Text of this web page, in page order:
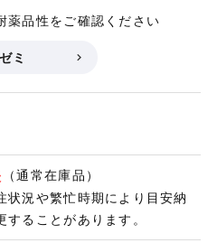
薬品性をご確認ください
ミ
（通常在庫品）
状況や繁忙時期により目安納
することがあります。